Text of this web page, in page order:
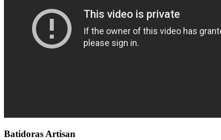
Batidoras Artisan